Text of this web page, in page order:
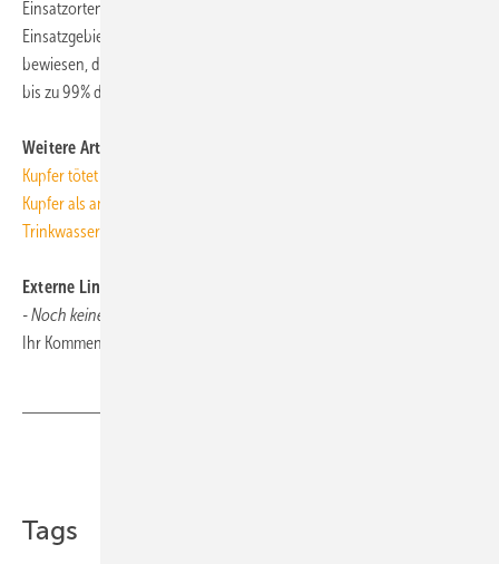
Einsatzorten, um die am besten geeignete Legierung und
Einsatzgebiete zu ermitteln. Unter Laborbedingungen ist bereits
bewiesen, das Oberflächen aus Kupfer unter innerhalb kürzester Zeit
bis zu 99% der Keime eliminieren können, so das DKI.
Weitere Artikel zum Thema auf TGAonline
Kupfer tötet gefährliche Krankenhauskeime
Kupfer als antimikrobielles Material registriert
Trinkwasserhygiene: Werkstoffeinfluss getestet
Externe Links und Links unserer Leser
- Noch keine vorhanden -
Ihr Kommentar oder Link zum Thema:
Tags